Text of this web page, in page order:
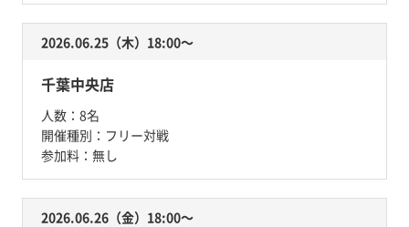
2026.06.25（木）18:00〜
千葉中央店
人数： 8名
開催種別： フリー対戦
参加料： 無し
2026.06.26（金）18:00〜